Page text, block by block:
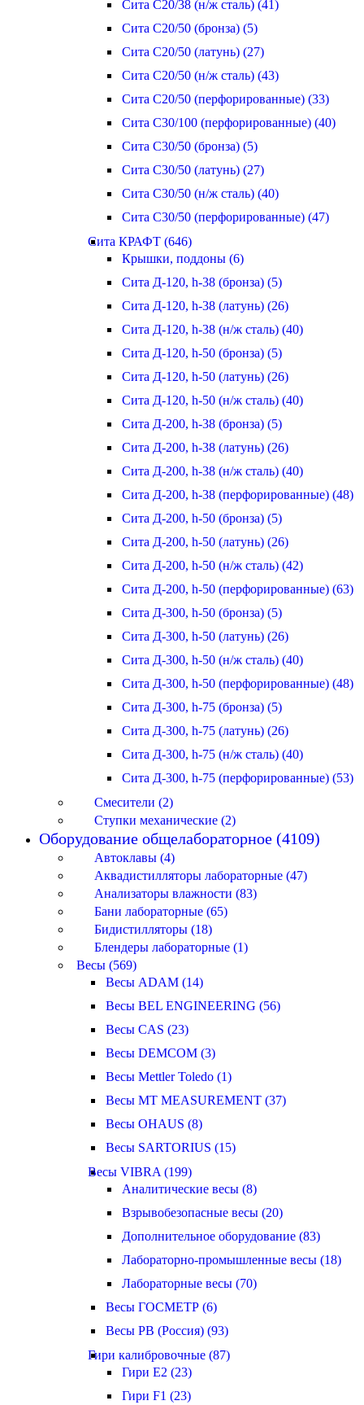
Сита С20/38 (н/ж сталь) (41)
Сита С20/50 (бронза) (5)
Сита С20/50 (латунь) (27)
Сита С20/50 (н/ж сталь) (43)
Сита С20/50 (перфорированные) (33)
Сита С30/100 (перфорированные) (40)
Сита С30/50 (бронза) (5)
Сита С30/50 (латунь) (27)
Сита С30/50 (н/ж сталь) (40)
Сита С30/50 (перфорированные) (47)
Сита КРАФТ (646)
Крышки, поддоны (6)
Сита Д-120, h-38 (бронза) (5)
Сита Д-120, h-38 (латунь) (26)
Сита Д-120, h-38 (н/ж сталь) (40)
Сита Д-120, h-50 (бронза) (5)
Сита Д-120, h-50 (латунь) (26)
Сита Д-120, h-50 (н/ж сталь) (40)
Сита Д-200, h-38 (бронза) (5)
Сита Д-200, h-38 (латунь) (26)
Сита Д-200, h-38 (н/ж сталь) (40)
Сита Д-200, h-38 (перфорированные) (48)
Сита Д-200, h-50 (бронза) (5)
Сита Д-200, h-50 (латунь) (26)
Сита Д-200, h-50 (н/ж сталь) (42)
Сита Д-200, h-50 (перфорированные) (63)
Сита Д-300, h-50 (бронза) (5)
Сита Д-300, h-50 (латунь) (26)
Сита Д-300, h-50 (н/ж сталь) (40)
Сита Д-300, h-50 (перфорированные) (48)
Сита Д-300, h-75 (бронза) (5)
Сита Д-300, h-75 (латунь) (26)
Сита Д-300, h-75 (н/ж сталь) (40)
Сита Д-300, h-75 (перфорированные) (53)
Смесители (2)
Ступки механические (2)
Оборудование общелабораторное (4109)
Автоклавы (4)
Аквадистилляторы лабораторные (47)
Анализаторы влажности (83)
Бани лабораторные (65)
Бидистилляторы (18)
Блендеры лабораторные (1)
Весы (569)
Весы ADAM (14)
Весы BEL ENGINEERING (56)
Весы CAS (23)
Весы DEMCOM (3)
Весы Mettler Toledo (1)
Весы MT MEASUREMENT (37)
Весы OHAUS (8)
Весы SARTORIUS (15)
Весы VIBRA (199)
Аналитические весы (8)
Взрывобезопасные весы (20)
Дополнительное оборудование (83)
Лабораторно-промышленные весы (18)
Лабораторные весы (70)
Весы ГОСМЕТР (6)
Весы РВ (Россия) (93)
Гири калибровочные (87)
Гири E2 (23)
Гири F1 (23)